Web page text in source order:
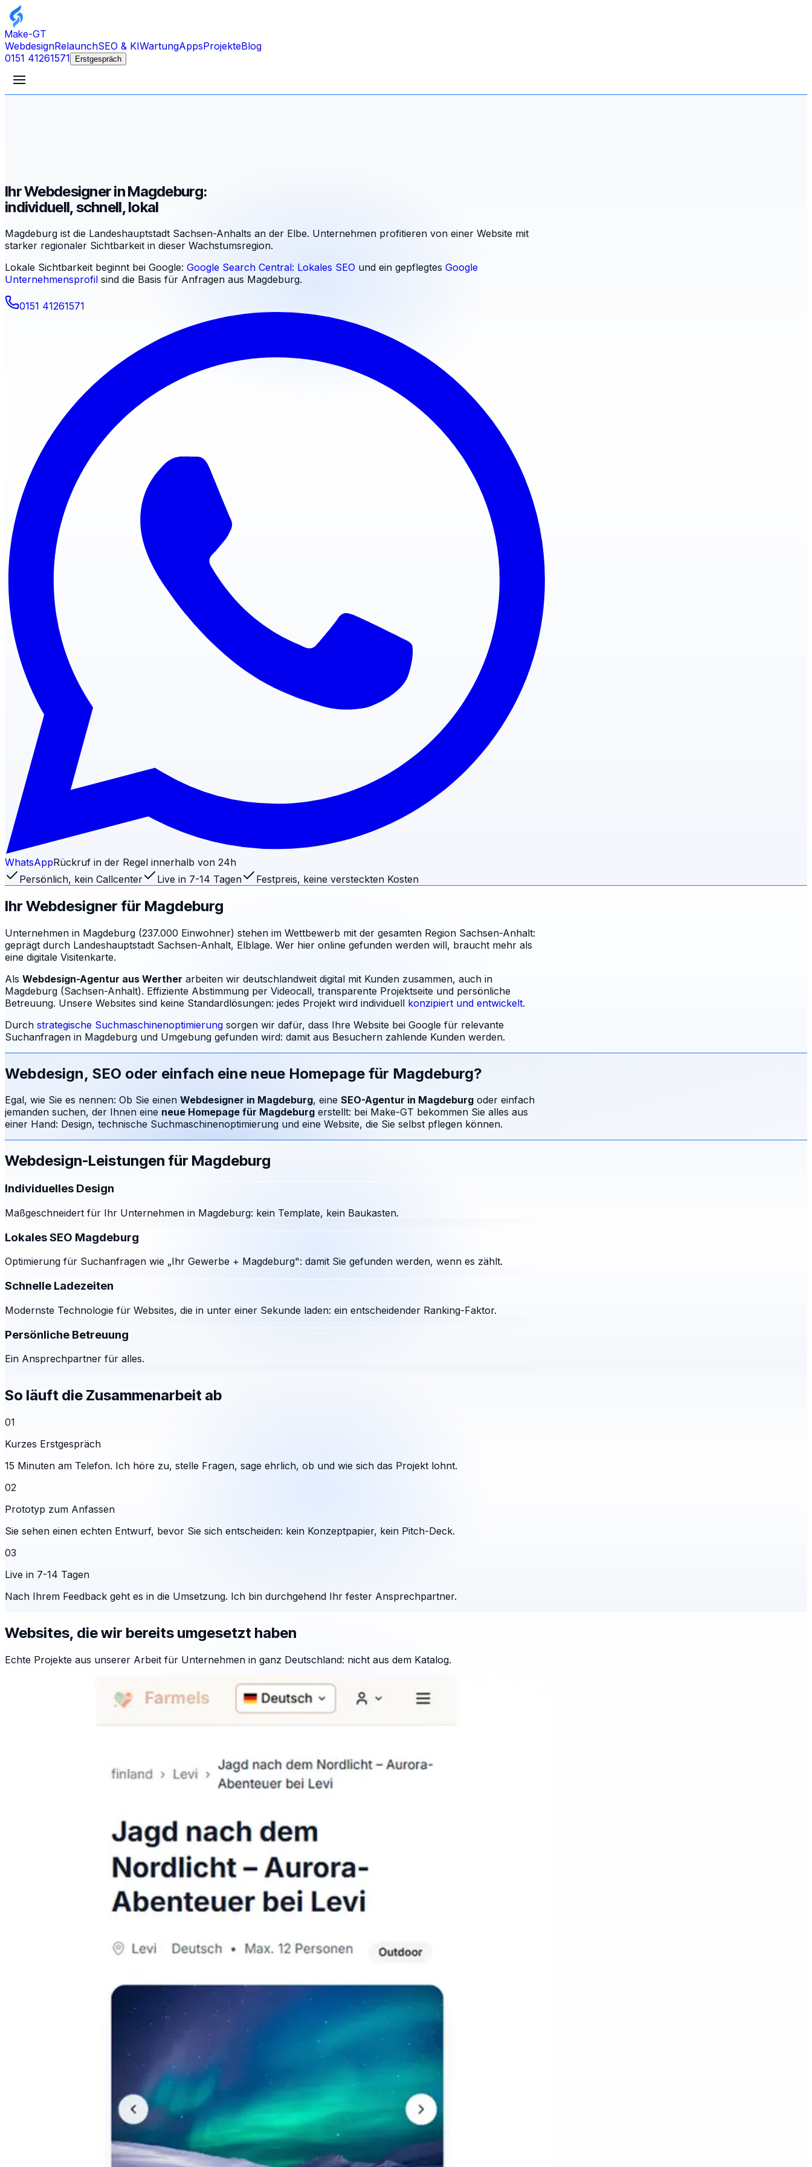
Make-GT
WebdesignRelaunchSEO & KIWartungAppsProjekteBlog
0151 41261571
Erstgespräch
Ihr Webdesigner in Magdeburg:
individuell, schnell, lokal
Magdeburg ist die Landeshauptstadt Sachsen-Anhalts an der Elbe. Unternehmen profitieren von einer Website mit
starker regionaler Sichtbarkeit in dieser Wachstumsregion.
Lokale Sichtbarkeit beginnt bei Google: Google Search Central: Lokales SEO und ein gepflegtes Google
Unternehmensprofil sind die Basis für Anfragen aus Magdeburg.
0151 41261571
WhatsAppRückruf in der Regel innerhalb von 24h
Persönlich, kein Callcenter
Live in 7-14 Tagen Festpreis, keine versteckten Kosten
Ihr Webdesigner für Magdeburg
Unternehmen in Magdeburg (237.000 Einwohner) stehen im Wettbewerb mit der gesamten Region Sachsen-Anhalt:
geprägt durch Landeshauptstadt Sachsen-Anhalt, Elblage. Wer hier online gefunden werden will, braucht mehr als
eine digitale Visitenkarte.
Als Webdesign-Agentur aus Werther arbeiten wir deutschlandweit digital mit Kunden zusammen, auch in
Magdeburg (Sachsen-Anhalt). Effiziente Abstimmung per Videocall, transparente Projektseite und persönliche
Betreuung. Unsere Websites sind keine Standardlösungen: jedes Projekt wird individuell konzipiert und entwickelt.
Durch strategische Suchmaschinenoptimierung sorgen wir dafür, dass Ihre Website bei Google für relevante
Suchanfragen in Magdeburg und Umgebung gefunden wird: damit aus Besuchern zahlende Kunden werden.
Webdesign, SEO oder einfach eine neue Homepage für Magdeburg?
Egal, wie Sie es nennen: Ob Sie einen Webdesigner in Magdeburg, eine SEO-Agentur in Magdeburg oder einfach
jemanden suchen, der Ihnen eine neue Homepage für Magdeburg erstellt: bei Make-GT bekommen Sie alles aus
einer Hand: Design, technische Suchmaschinenoptimierung und eine Website, die Sie selbst pflegen können.
Webdesign-Leistungen für Magdeburg
Individuelles Design
Maßgeschneidert für Ihr Unternehmen in Magdeburg: kein Template, kein Baukasten.
Lokales SEO Magdeburg
Optimierung für Suchanfragen wie „Ihr Gewerbe + Magdeburg": damit Sie gefunden werden, wenn es zählt.
Schnelle Ladezeiten
Modernste Technologie für Websites, die in unter einer Sekunde laden: ein entscheidender Ranking-Faktor.
Persönliche Betreuung
Ein Ansprechpartner für alles.
So läuft die Zusammenarbeit ab
01
Kurzes Erstgespräch
15 Minuten am Telefon. Ich höre zu, stelle Fragen, sage ehrlich, ob und wie sich das Projekt lohnt.
02
Prototyp zum Anfassen
Sie sehen einen echten Entwurf, bevor Sie sich entscheiden: kein Konzeptpapier, kein Pitch-Deck.
03
Live in 7-14 Tagen
Nach Ihrem Feedback geht es in die Umsetzung. Ich bin durchgehend Ihr fester Ansprechpartner.
Websites, die wir bereits umgesetzt haben
Echte Projekte aus unserer Arbeit für Unternehmen in ganz Deutschland: nicht aus dem Katalog.